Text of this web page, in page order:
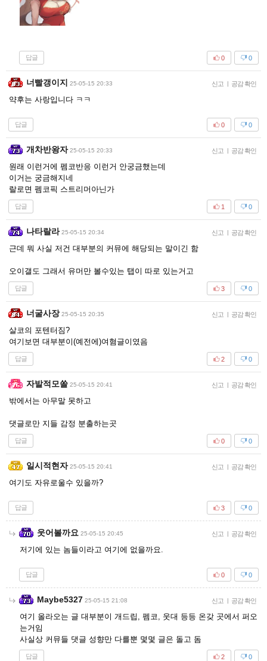
답글 0
0
너빨갱이지 25-05-15 20:33 신고 공감 확인
약후는 사랑입니다 ㅋㅋ
답글 0
0
개차반왕자 25-05-15 20:33 신고 공감 확인
원래 이런거에 펨코반응 이런거 안궁금했는데
이거는 궁금해지네
랄로면 펨코픽 스트리머아닌가
답글 0
1
나타랄라 25-05-15 20:34 신고 공감 확인
근데 뭐 사실 저건 대부분의 커뮤에 해당되는 말이긴 함
오이갤도 그래서 유머만 볼수있는 탭이 따로 있는거고
답글 0
3
너굴사장 25-05-15 20:35 신고 공감 확인
살코의 포텐터짐?
여기보면 대부분이(예전에)여혐글이였음
답글 0
2
자발적모쏠 25-05-15 20:41 신고 공감 확인
밖에서는 아무말 못하고
댓글로만 지들 감정 분출하는곳
답글 0
0
일시적현자 25-05-15 20:41 신고 공감 확인
여기도 자유로울수 있을까?
답글 0
3
웃어볼까요 25-05-15 20:45 신고 공감 확인
저기에 있는 놈들이라고 여기에 없을까요.
답글 0
0
Maybe5327 25-05-15 21:08 신고 공감 확인
여기 올라오는 글 대부분이 개드립, 펨코, 웃대 등등 온갖 곳에서 퍼오
는거임
사실상 커뮤들 댓글 성향만 다를뿐 몇몇 글은 돌고 돔
답글 0
2